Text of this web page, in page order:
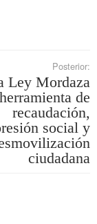
Posterior:
Ley Mordaza
de
recaudación,
social y
ciudadana